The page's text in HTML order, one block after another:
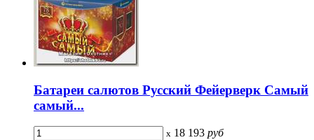
Батареи салютов Русский Фейерверк Самый
самый...
x 18 193 руб